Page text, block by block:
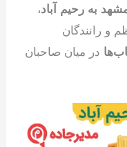
به رحیم آباد،
و رانندگان
در میان صاحبان